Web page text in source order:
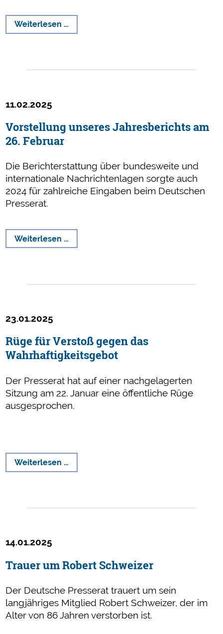
Weiterlesen …
Presserat
11.02.2025
Vorstellung unseres Jahresberichts am
26. Februar
Die Berichterstattung über bundesweite und
internationale Nachrichtenlagen sorgte auch
2024 für zahlreiche Eingaben beim Deutschen
Presserat.
Weiterlesen …
unseres
26.
23.01.2025
Rüge für Verstoß gegen das
Wahrhaftigkeitsgebot
Der Presserat hat auf einer nachgelagerten
Sitzung am 22. Januar eine öffentliche Rüge
ausgesprochen.
Weiterlesen …
für
das
14.01.2025
Trauer um Robert Schweizer
Der Deutsche Presserat trauert um sein
langjähriges Mitglied Robert Schweizer, der im
Alter von 86 Jahren verstorben ist.